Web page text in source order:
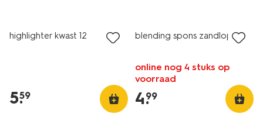
highlighter kwast 12
5.
59
blending spons zandloper
online nog 4 stuks op
voorraad
4.
99